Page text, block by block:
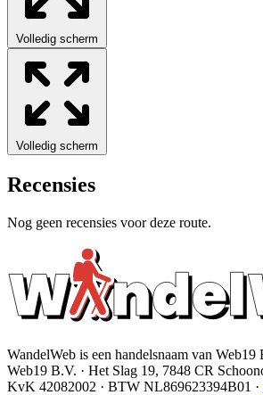
Volledig scherm
Volledig scherm
Recensies
Nog geen recensies voor deze route.
WandelWeb is een handelsnaam van Web19
Web19 B.V. · Het Slag 19, 7848 CR
KvK 42082002 · BTW NL869623394B01 ·